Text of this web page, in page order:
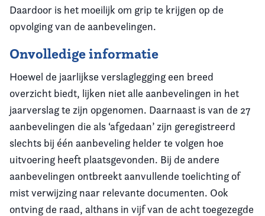
Daardoor is het moeilijk om grip te krijgen op de
opvolging van de aanbevelingen.
Onvolledige informatie
Hoewel de jaarlijkse verslaglegging een breed
overzicht biedt, lijken niet alle aanbevelingen in het
jaarverslag te zijn opgenomen. Daarnaast is van de 27
aanbevelingen die als ‘afgedaan’ zijn geregistreerd
slechts bij één aanbeveling helder te volgen hoe
uitvoering heeft plaatsgevonden. Bij de andere
aanbevelingen ontbreekt aanvullende toelichting of
mist verwijzing naar relevante documenten. Ook
ontving de raad, althans in vijf van de acht toegezegde